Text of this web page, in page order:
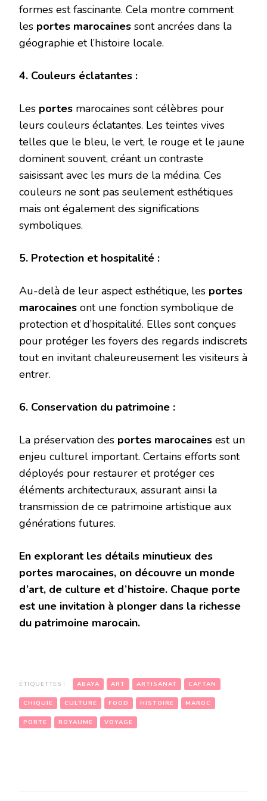
formes est fascinante. Cela montre comment
les portes marocaines sont ancrées dans la
géographie et l’histoire locale.
4. Couleurs éclatantes :
Les portes marocaines sont célèbres pour
leurs couleurs éclatantes. Les teintes vives
telles que le bleu, le vert, le rouge et le jaune
dominent souvent, créant un contraste
saisissant avec les murs de la médina. Ces
couleurs ne sont pas seulement esthétiques
mais ont également des significations
symboliques.
5. Protection et hospitalité :
Au-delà de leur aspect esthétique, les portes
marocaines ont une fonction symbolique de
protection et d’hospitalité. Elles sont conçues
pour protéger les foyers des regards indiscrets
tout en invitant chaleureusement les visiteurs à
entrer.
6. Conservation du patrimoine :
La préservation des portes marocaines est un
enjeu culturel important. Certains efforts sont
déployés pour restaurer et protéger ces
éléments architecturaux, assurant ainsi la
transmission de ce patrimoine artistique aux
générations futures.
En explorant les détails minutieux des
portes marocaines, on découvre un monde
d’art, de culture et d’histoire. Chaque porte
est une invitation à plonger dans la richesse
du patrimoine marocain.
ÉTIQUETTES : ABAYA ART ARTISANAT CAFTAN
CHIQUIE CULTURE FOOD HISTOIRE MAROC
PORTE ROYAUME VOYAGE